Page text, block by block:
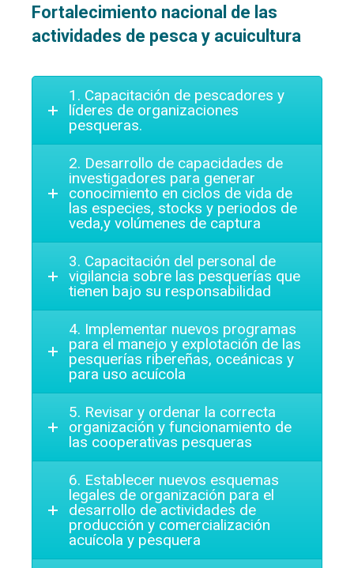
Fortalecimiento nacional de las
actividades de pesca y acuicultura
1. Capacitación de pescadores y
líderes de organizaciones
pesqueras.
2. Desarrollo de capacidades de
investigadores para generar
conocimiento en ciclos de vida de
las especies, stocks y periodos de
veda,y volúmenes de captura
3. Capacitación del personal de
vigilancia sobre las pesquerías que
tienen bajo su responsabilidad
4. Implementar nuevos programas
para el manejo y explotación de las
pesquerías ribereñas, oceánicas y
para uso acuícola
5. Revisar y ordenar la correcta
organización y funcionamiento de
las cooperativas pesqueras
6. Establecer nuevos esquemas
legales de organización para el
desarrollo de actividades de
producción y comercialización
acuícola y pesquera